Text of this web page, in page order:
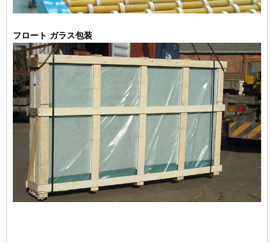
フロート ガラス包装